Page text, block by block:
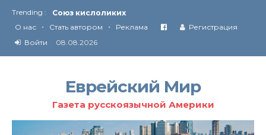
Trending :
Союз кислоликих
Соглашение США с Ираном
О нас • Стать автором • Реклама
Регистрация
Войти
08.08.2026
Еврейский Мир
Газета русскоязычной Америки